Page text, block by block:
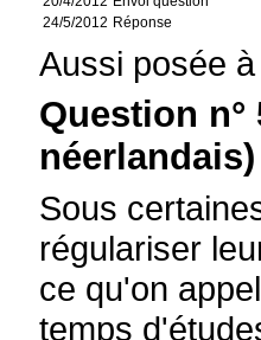
24/5/2012 Réponse
Aussi posée
Question n°
néerlandais)
Sous
régulariser
ce qu'on
temps